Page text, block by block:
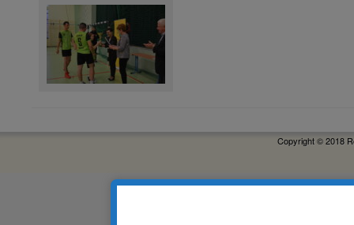
Copyright © 2018